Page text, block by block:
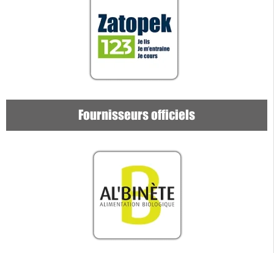
Fournisseurs officiels